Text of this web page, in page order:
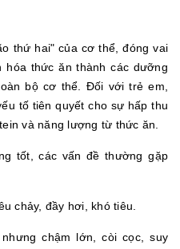
thứ hai" của cơ thể, đóng vai
hóa thức ăn thành các dưỡng
bộ cơ thể. Đối với trẻ em,
tố tiên quyết cho sự hấp thu
và năng lượng từ thức ăn.
tốt, các vấn đề thường gặp
chảy, đầy hơi, khó tiêu.
chậm lớn, còi cọc, suy